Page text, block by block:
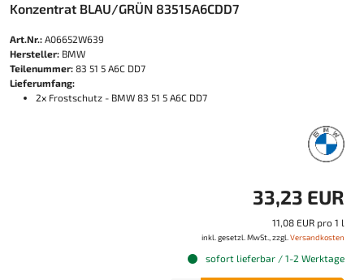
Konzentrat BLAU/GRÜN 83515A6CDD7
Art.Nr.: A06652W639
Hersteller: BMW
Teilenummer: 83 51 5 A6C DD7
Lieferumfang:
2x Frostschutz - BMW 83 51 5 A6C DD7
33,23 EUR
11,08 EUR pro 1 l
inkl. gesetzl. MwSt., zzgl. Versandkosten
sofort lieferbar / 1-2 Werktage